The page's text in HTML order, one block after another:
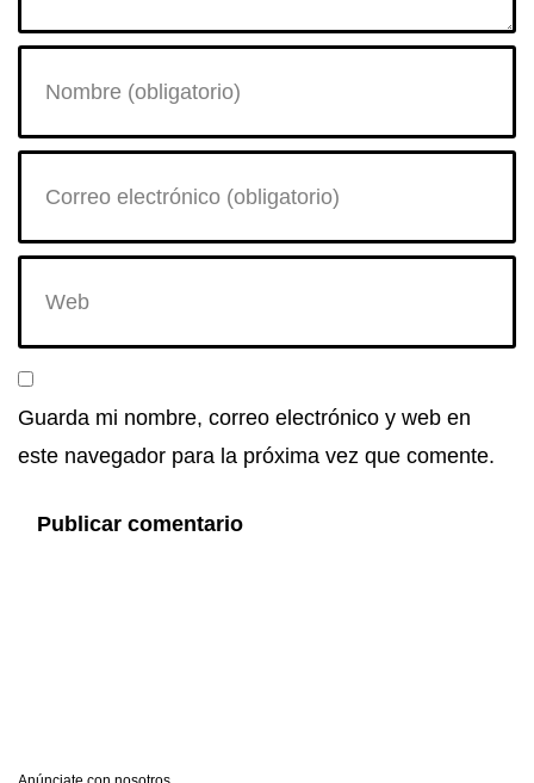
Guarda mi nombre, correo electrónico y web en
este navegador para la próxima vez que comente.